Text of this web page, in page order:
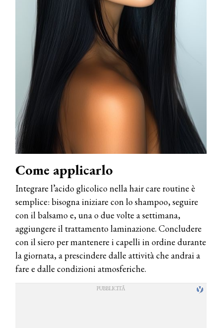
Come applicarlo
Integrare l’acido glicolico nella hair care routine è
semplice: bisogna iniziare con lo shampoo, seguire
con il balsamo e, una o due volte a settimana,
aggiungere il trattamento laminazione. Concludere
con il siero per mantenere i capelli in ordine durante
la giornata, a prescindere dalle attività che andrai a
fare e dalle condizioni atmosferiche.